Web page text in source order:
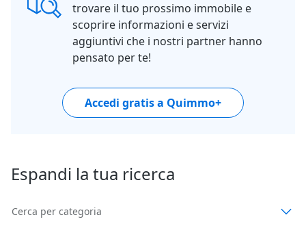
trovare il tuo prossimo immobile e
scoprire informazioni e servizi
aggiuntivi che i nostri partner hanno
pensato per te!
Accedi gratis a Quimmo+
Espandi la tua ricerca
Cerca per categoria